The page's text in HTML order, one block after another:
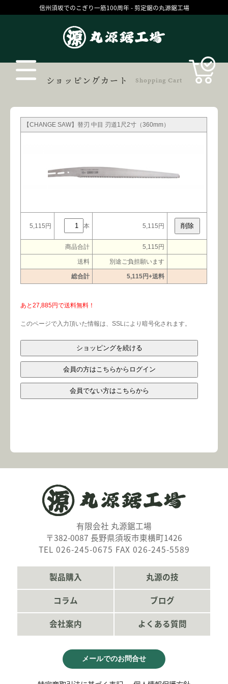
信州須坂でのこぎり一筋100周年 - 剪定鋸の丸源鋸工場
ショッピングカート Shopping Cart
【CHANGE SAW】替刃 中目 刃道1尺2寸（360mm）
5,115円 本 5,115円
商品合計 5,115円
送料 別途ご負担願います
総合計 5,115円+送料
あと27,885円で送料無料！
このページで入力頂いた情報は、SSLにより暗号化されます。
有限会社 丸源鋸工場
〒382-0087 長野県須坂市東横町1426
TEL 026-245-0675 FAX 026-245-5589
製品購入 丸源の技
コラム ブログ
会社案内 よくある質問
メールでのお問合せ
Products
コラム ブログ
会社案内 よくある質問
お問合せ 個人情報保護方針